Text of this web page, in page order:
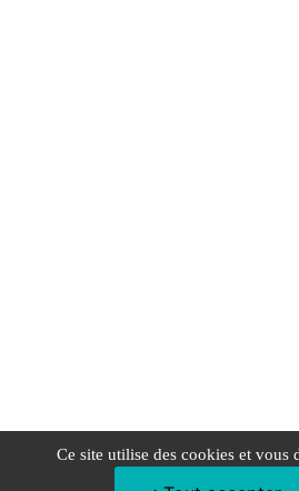
Ce site utilise des cookies et vous